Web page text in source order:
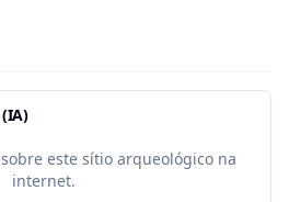
este sítio arqueológico na
internet.